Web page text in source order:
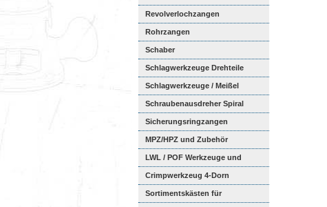
Revolverlochzangen
Rohrzangen
Schaber
Schlagwerkzeuge Drehteile
Schlagwerkzeuge / Meißel
Schraubenausdreher Spiral
Sicherungsringzangen
MPZ/HPZ und Zubehör
LWL / POF Werkzeuge und
Zubehör
Crimpwerkzeug 4-Dorn
Sortimentskästen für